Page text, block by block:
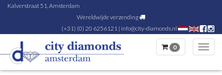
Kalverstraat 51, Amsterdam
Wereldwijde verzending
(+31) (0) 20 6256121 | info@city-diamonds.nl
0